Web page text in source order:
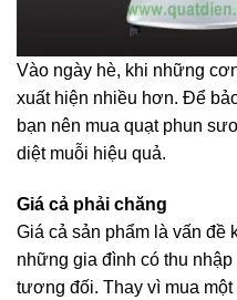
Vào ngày hè, khi những
xuất hiện nhiều hơn. Để
bạn nên mua quạt phun
diệt muỗi hiệu quả.
Giá cả phải chăng
Giá cả sản phẩm là vấn đề
những gia đình có thu
tương đối. Thay vì mua